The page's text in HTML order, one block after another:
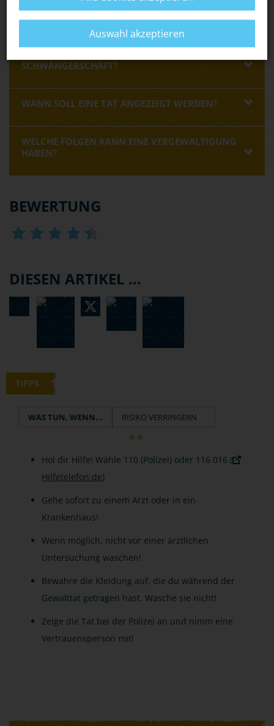
oder von anderen spezialisierten
Opferhilfeeinrichtungenholen.
SCHWANGERSCHAFT?
WANN SOLL EINE TAT ANGEZEIGT WERDEN?
WELCHE FOLGEN KANN EINE VERGEWALTIGUNG
HABEN?
BEWERTUNG
DIESEN ARTIKEL ...
TIPPS
WAS TUN, WENN... RISIKO VERRINGERN
Hol dir Hilfe! Wähle 110 (Polizei) oder 116 016 (
Hilfetelefon.de)
Gehe sofort zu einem Arzt oder in ein
Krankenhaus!
Wenn möglich, nicht vor einer ärztlichen
Untersuchung waschen!
Bewahre die Kleidung auf, die du während der
Gewalttat getragen hast. Wasche sie nicht!
Zeige die Tat bei der Polizei an und nimm eine
Vertrauensperson mit!
Auswahl akzeptieren